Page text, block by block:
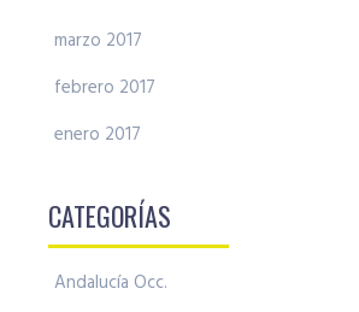
marzo 2017
febrero 2017
enero 2017
CATEGORÍAS
Andalucía Occ.